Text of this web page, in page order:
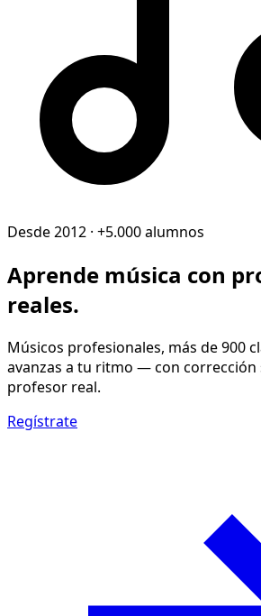
Desde 2012 · +5.000 alumnos
Aprende música con
reales.
Músicos profesionales, más de 900
avanzas a tu ritmo — con corrección
profesor real.
Regístrate